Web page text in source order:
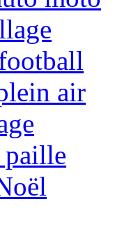
air
paille